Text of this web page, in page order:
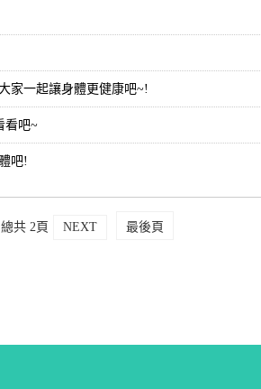
家一起讓身體更健康吧~!
看吧~
吧!
共 2頁 NEXT 最後頁